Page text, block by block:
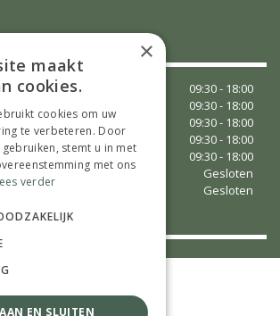
09:30 - 18:00
09:30 - 18:00
09:30 - 18:00
09:30 - 18:00
09:30 - 18:00
Gesloten
Gesloten
Tuincentrumoverzicht.nl
×
maakt
cookies.
cookies om uw
te verbeteren. Door
stemt u in met
met ons
verder
EN SLUITEN